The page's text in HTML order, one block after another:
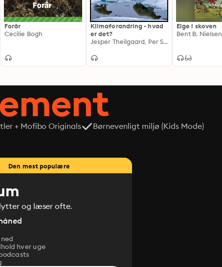
Forår
Cecilie Bogh
Klimaforandring - hvad
er det?
Jesper Theilgaard, Per Straarup Søndergaard
Elge i skoven
Bent B. Nielsen
+ Mofibo Originals
Børnevenligt miljø (Kids Mode)
Den mest populære
og læser ofte.
hver uge